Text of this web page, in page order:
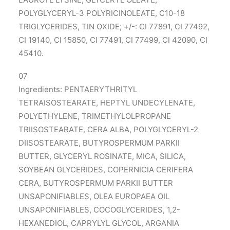
POLYGLYCERYL-3 POLYRICINOLEATE, C10-18
TRIGLYCERIDES, TIN OXIDE; +/-: CI 77891, CI 77492,
CI 19140, CI 15850, CI 77491, CI 77499, CI 42090, CI
45410.
07
Ingredients: PENTAERYTHRITYL
TETRAISOSTEARATE, HEPTYL UNDECYLENATE,
POLYETHYLENE, TRIMETHYLOLPROPANE
TRIISOSTEARATE, CERA ALBA, POLYGLYCERYL-2
DIISOSTEARATE, BUTYROSPERMUM PARKII
BUTTER, GLYCERYL ROSINATE, MICA, SILICA,
SOYBEAN GLYCERIDES, COPERNICIA CERIFERA
CERA, BUTYROSPERMUM PARKII BUTTER
UNSAPONIFIABLES, OLEA EUROPAEA OIL
UNSAPONIFIABLES, COCOGLYCERIDES, 1,2-
HEXANEDIOL, CAPRYLYL GLYCOL, ARGANIA